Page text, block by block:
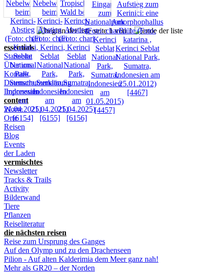
seite 1 von 1
essentials
Startseite
Über uns
Kontakt
Datenschutzerklärung
Impressum
content
Worte
Orte
Reisen
Blog
Events
der Laden
vermischtes
Newsletter
Tracks & Trails
Activity
Bilderwand
Tiere
Pflanzen
Reiseliteratur
die nächsten reisen
Reise zum Ursprung des Ganges
Auf den Olymp und zu den Drachenseen
Pilion - Auf alten Kalderimia dem Meer ganz nah!
Mehr als GR20 – der Norden